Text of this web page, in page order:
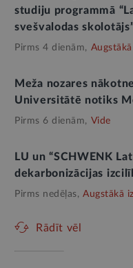
studiju programmā
svešvalodas
Pirms 4 dienām,
Meža nozares
Universitātē notiks
Pirms 6 dienām, Vide
LU un “SCHWENK
dekarbonizācijas
Pirms nedēļas, Augstākā
Rādīt vēl